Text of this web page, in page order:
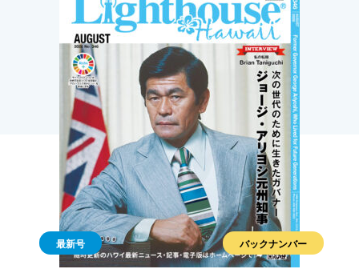
最新号 バックナンバー